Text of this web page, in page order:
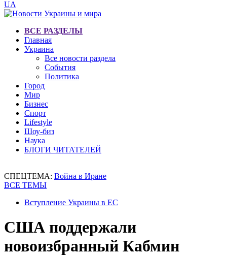
UA
ВСЕ РАЗДЕЛЫ
Главная
Украина
Все новости раздела
События
Политика
Город
Мир
Бизнес
Спорт
Lifestyle
Шоу-биз
Наука
БЛОГИ ЧИТАТЕЛЕЙ
СПЕЦТЕМА: Война в Иране
ВСЕ ТЕМЫ
Вступление Украины в ЕС
США поддержали
новоизбранный Кабмин